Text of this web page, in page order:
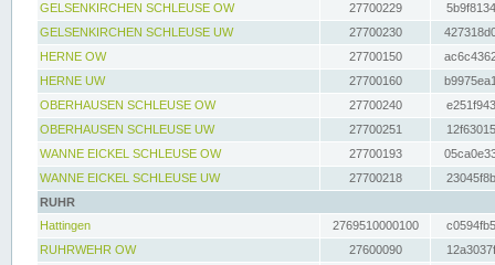
GELSENKIRCHEN SCHLEUSE OW
27700229
GELSENKIRCHEN SCHLEUSE UW
27700230
HERNE OW
27700150
HERNE UW
27700160
OBERHAUSEN SCHLEUSE OW
27700240
OBERHAUSEN SCHLEUSE UW
27700251
WANNE EICKEL SCHLEUSE OW
27700193
WANNE EICKEL SCHLEUSE UW
27700218
RUHR
Hattingen
2769510000100
RUHRWEHR OW
27600090